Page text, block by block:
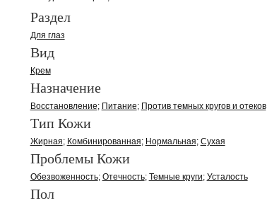
Раздел
Для глаз
Вид
Крем
Назначение
Восстановление Питание Против темных кругов и отеков
Тип Кожи
Жирная Комбинированная Нормальная Сухая
Проблемы Кожи
Обезвоженность Отечность Темные круги Усталость
Пол